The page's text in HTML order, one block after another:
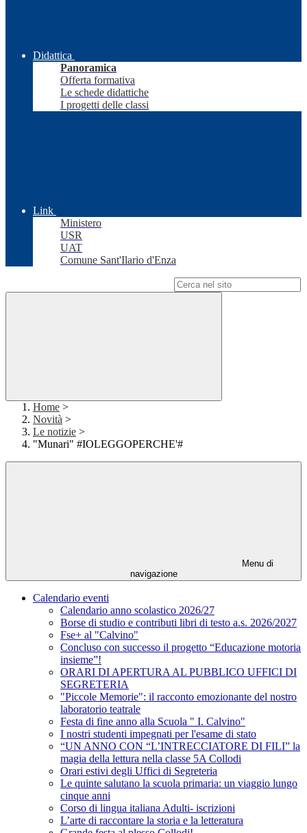
Didattica
Panoramica
Offerta formativa
Le schede didattiche
I progetti delle classi
Link
Ministero
USR
UAT
Comune Sant'Ilario d'Enza
Home >
Novità >
Le notizie >
"Munari" #IOLEGGOPERCHE'#
Menu di
navigazione
Calendario eventi
Calendario anno scolastico 2026/27
Borse di studio e contributi libri di testo a.s. 2026/2027
Fse+ al "Calvino"
Concluso con successo il progetto “Educazione motoria
insieme”!
ORARI DI APERTURA AL PUBBLICO UFFICI DI
SEGRETERIA
"Piccole Memorie": il racconto emozionante del nostro
laboratorio teatrale
Festa di fine anno alla Scuola " I. Calvino"
I nostri studenti impegnati per l'esame di stato
“UN ANNO CON “L’INTRECCIATORE DI FILI” la
magia della lettura nella classe 5A Collodi
Orari estivi degli Uffici di Segreteria
Le quinte salutano la scuola primaria: un viaggio lungo
cinque anni
Corso di lingua italiana Adulti- iscrizioni
L’arte di raccontare la storia e la letteratura